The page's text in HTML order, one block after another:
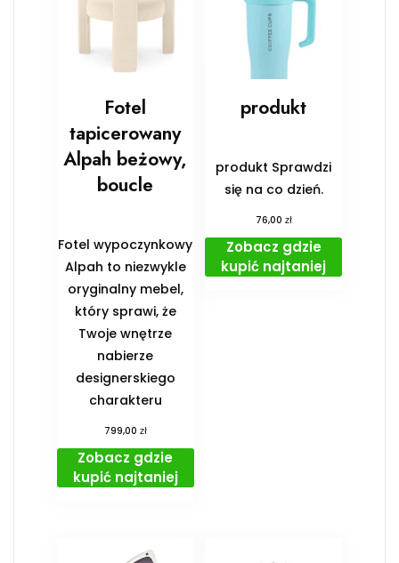
Fotel
tapicerowany
Alpah beżowy,
boucle
Fotel wypoczynkowy
Alpah to niezwykle
oryginalny mebel,
który sprawi, że
Twoje wnętrze
nabierze
designerskiego
charakteru
799,00 zł
Zobacz gdzie
kupić najtaniej
produkt
produkt Sprawdzi
się na co dzień.
76,00 zł
Zobacz gdzie
kupić najtaniej